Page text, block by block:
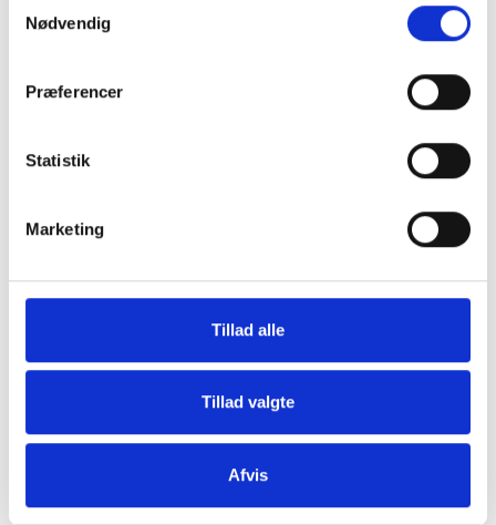
Nødvendig
Præferencer
Statistik
Marketing
Tillad alle
Tillad valgte
Afvis